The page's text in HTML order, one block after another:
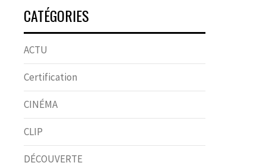
CATÉGORIES
ACTU
Certification
CINÉMA
CLIP
DÉCOUVERTE